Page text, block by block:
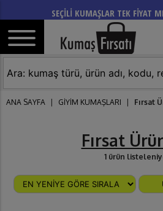
SEÇİLİ KUMAŞLAR TEK FİYAT
ANA SAYFA GİYİM KUMAŞLARI Fırsat
Fırsat
1 ürün